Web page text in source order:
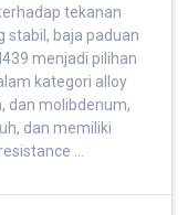
tekanan
stabil, baja paduan
menjadi pilihan
kategori alloy
dan molibdenum,
dan memiliki
…